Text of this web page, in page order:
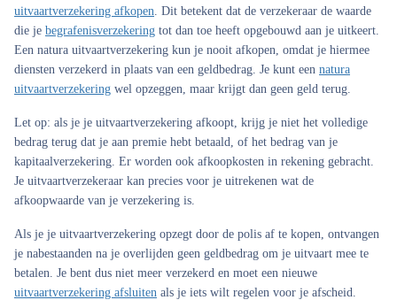
uitvaartverzekering afkopen. Dit betekent dat de verzekeraar de waarde
die je begrafenisverzekering tot dan toe heeft opgebouwd aan je uitkeert.
Een natura uitvaartverzekering kun je nooit afkopen, omdat je hiermee
diensten verzekerd in plaats van een geldbedrag. Je kunt een natura
uitvaartverzekering wel opzeggen, maar krijgt dan geen geld terug.
Let op: als je je uitvaartverzekering afkoopt, krijg je niet het volledige
bedrag terug dat je aan premie hebt betaald, of het bedrag van je
kapitaalverzekering. Er worden ook afkoopkosten in rekening gebracht.
Je uitvaartverzekeraar kan precies voor je uitrekenen wat de
afkoopwaarde van je verzekering is.
Als je je uitvaartverzekering opzegt door de polis af te kopen, ontvangen
je nabestaanden na je overlijden geen geldbedrag om je uitvaart mee te
betalen. Je bent dus niet meer verzekerd en moet een nieuwe
uitvaartverzekering afsluiten als je iets wilt regelen voor je afscheid.